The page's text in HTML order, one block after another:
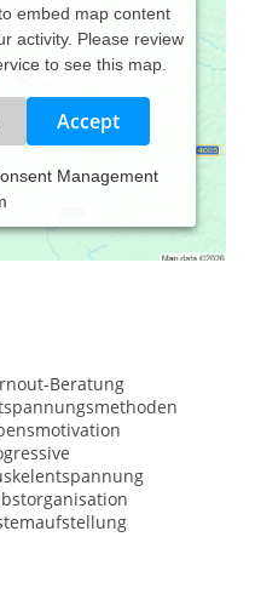
embed map content
activity. Please review
to see this map.
Accept
Management
Beratung